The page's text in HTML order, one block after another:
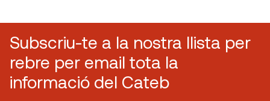
Subscriu-te a la nostra llista per
rebre per email tota la
informació del Cateb